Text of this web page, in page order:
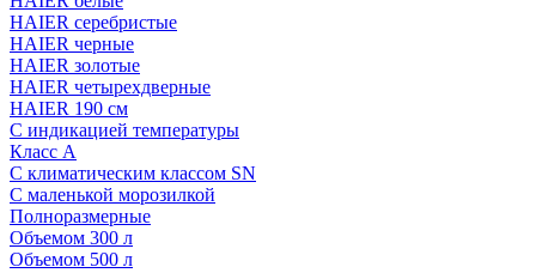
HAIER серебристые
HAIER черные
HAIER золотые
HAIER четырехдверные
HAIER 190 см
С индикацией температуры
Класс A
С климатическим классом SN
С маленькой морозилкой
Полноразмерные
Объемом 300 л
Объемом 500 л